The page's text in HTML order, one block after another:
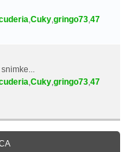
,Cuky,gringo73,47
,Cuky,gringo73,47